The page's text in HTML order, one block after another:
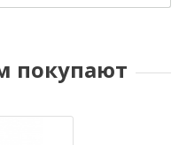
покупают